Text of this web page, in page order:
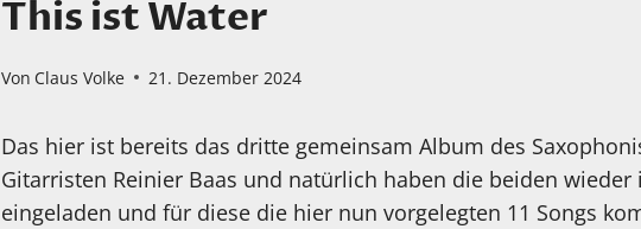
This ist Water
Von Claus Volke 21. Dezember 2024
Das hier ist bereits das dritte gemeinsam Album des
Gitarristen Reinier Baas und natürlich haben die beiden
eingeladen und für diese die hier nun vorgelegten 11 Songs